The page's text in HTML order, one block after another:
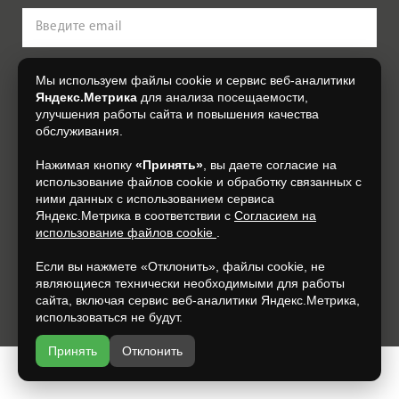
Оплата
Сотрудничество
Галерея объектов
Контакты
персональных данных, на условиях и для целей, определенных в
Согласии на обработку персональных данных
+7 (930) 305-85-90
Разработка и продвижение —espirestudio.ru
Мы используем файлы cookie и сервис веб-аналитики
Яндекс.Метрика для анализа посещаемости,
улучшения работы сайта и повышения качества
обслуживания.
Нажимая кнопку «Принять» , вы даете согласие на
использование файлов cookie и обработку связанных с
ними данных с использованием сервиса
Яндекс.Метрика в соответствии с Согласием на
использование файлов cookie
Если вы нажмете «Отклонить», файлы cookie, не
являющиеся технически необходимыми для работы
сайта, включая сервис веб-аналитики Яндекс.Метрика,
использоваться не будут.
Принять Отклонить